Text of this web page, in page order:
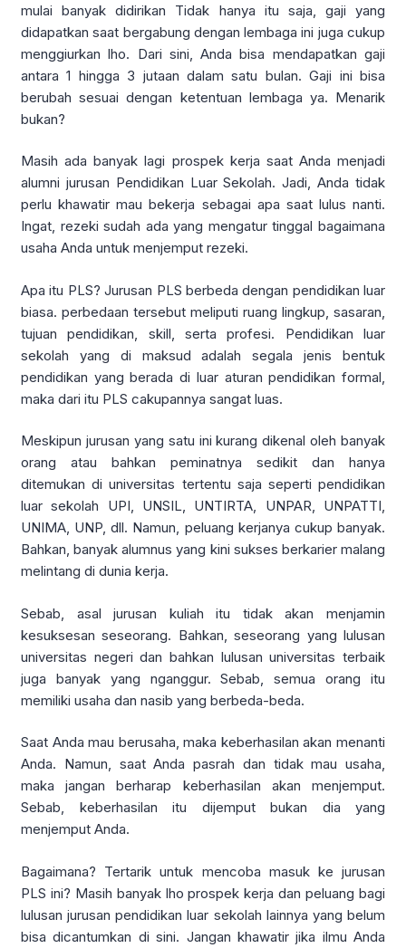
mulai banyak didirikan Tidak hanya itu saja, gaji yang
didapatkan saat bergabung dengan lembaga ini juga cukup
menggiurkan lho. Dari sini, Anda bisa mendapatkan gaji
antara 1 hingga 3 jutaan dalam satu bulan. Gaji ini bisa
berubah sesuai dengan ketentuan lembaga ya. Menarik
bukan?
Masih ada banyak lagi prospek kerja saat Anda menjadi
alumni jurusan Pendidikan Luar Sekolah. Jadi, Anda tidak
perlu khawatir mau bekerja sebagai apa saat lulus nanti.
Ingat, rezeki sudah ada yang mengatur tinggal bagaimana
usaha Anda untuk menjemput rezeki.
Apa itu PLS? Jurusan PLS berbeda dengan pendidikan luar
biasa. perbedaan tersebut meliputi ruang lingkup, sasaran,
tujuan pendidikan, skill, serta profesi. Pendidikan luar
sekolah yang di maksud adalah segala jenis bentuk
pendidikan yang berada di luar aturan pendidikan formal,
maka dari itu PLS cakupannya sangat luas.
Meskipun jurusan yang satu ini kurang dikenal oleh banyak
orang atau bahkan peminatnya sedikit dan hanya
ditemukan di universitas tertentu saja seperti pendidikan
luar sekolah UPI, UNSIL, UNTIRTA, UNPAR, UNPATTI,
UNIMA, UNP, dll. Namun, peluang kerjanya cukup banyak.
Bahkan, banyak alumnus yang kini sukses berkarier malang
melintang di dunia kerja.
Sebab, asal jurusan kuliah itu tidak akan menjamin
kesuksesan seseorang. Bahkan, seseorang yang lulusan
universitas negeri dan bahkan lulusan universitas terbaik
juga banyak yang nganggur. Sebab, semua orang itu
memiliki usaha dan nasib yang berbeda-beda.
Saat Anda mau berusaha, maka keberhasilan akan menanti
Anda. Namun, saat Anda pasrah dan tidak mau usaha,
maka jangan berharap keberhasilan akan menjemput.
Sebab, keberhasilan itu dijemput bukan dia yang
menjemput Anda.
Bagaimana? Tertarik untuk mencoba masuk ke jurusan
PLS ini? Masih banyak lho prospek kerja dan peluang bagi
lulusan jurusan pendidikan luar sekolah lainnya yang belum
bisa dicantumkan di sini. Jangan khawatir jika ilmu Anda